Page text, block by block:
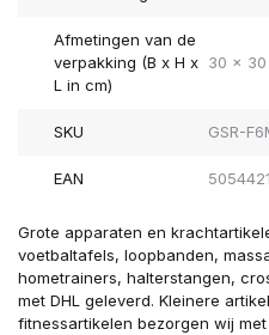
Afmetingen van de
verpakking (B x H x
L in cm)
30 x
SKU GSR-
EAN
Grote apparaten en
voetbaltafels, loopbanden,
hometrainers, halterstangen,
met DHL geleverd. Kleinere
fitnessartikelen bezorgen wij met